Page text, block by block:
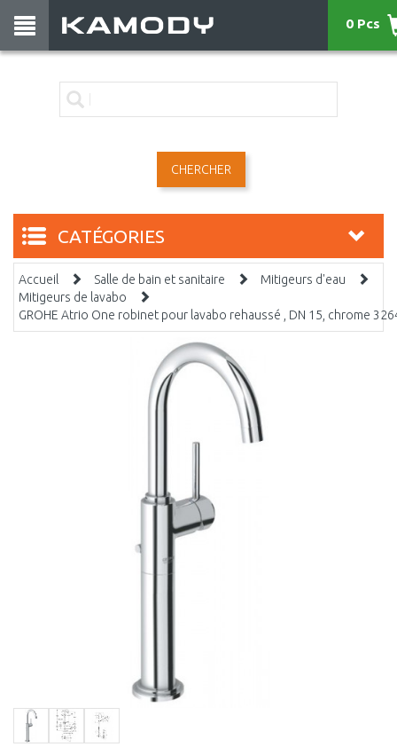
CHERCHER
0 Pcs
CATÉGORIES
Accueil Salle de bain et sanitaire
Mitigeurs d'eau
Mitigeurs de lavabo
GROHE Atrio One robinet pour lavabo rehaussé , DN 15, chrome